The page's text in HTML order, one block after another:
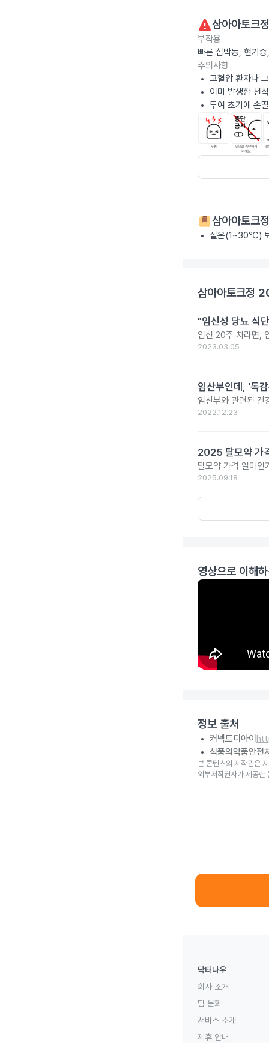
삼아아토크
부작용
빠른 심박동, 현기
주의사항
고혈압 환자나
이미 발생한 천
투여 초기에 손
삼아아토크
실온(1~30℃)
삼아아토크정
"임신성 당뇨 식
임신 20주 차라면,
2023.03.05
임산부인데, '독
임산부와 관련된 건
2022.12.23
2025 탈모약 가
탈모약 가격 얼마
2025.09.18
영상으로 이해
정보 출처
커넥트디아이
식품의약품안전
본 콘텐츠의 저작권은
외부저작권자가 제공한
닥터나우
회사 소개
팀 문화
서비스 소개
제휴 안내